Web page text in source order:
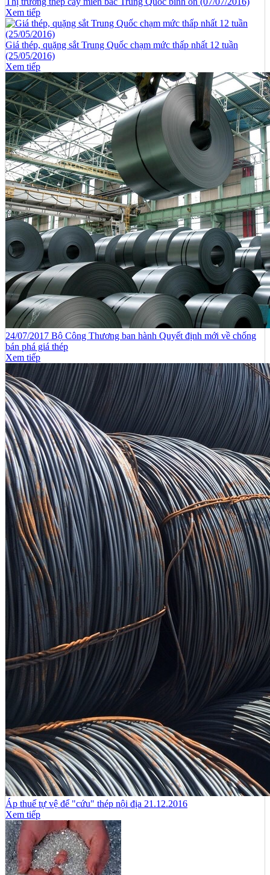
Xem tiếp
Giá thép, quặng sắt Trung Quốc chạm mức thấp nhất 12 tuần
(25/05/2016)
Xem tiếp
24/07/2017 Bộ Công Thương ban hành Quyết định mới về chống
bán phá giá thép
Xem tiếp
Áp thuế tự vệ để "cứu" thép nội địa 21.12.2016
Xem tiếp